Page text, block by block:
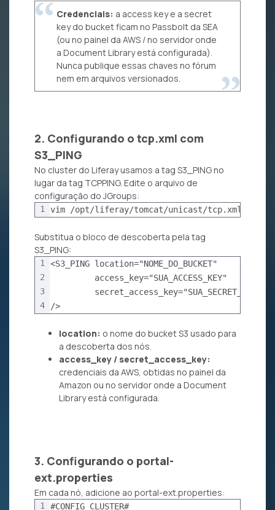
Credenciais: a access key e a secret
key do bucket ficam no Passbolt da SEA
(ou no painel da AWS / no servidor onde
a Document Library está configurada).
Nunca publique essas chaves no fórum
nem em arquivos versionados.
2. Configurando o tcp.xml com
S3_PING
No cluster do Liferay usamos a tag S3_PING no
lugar da tag TCPPING. Edite o arquivo de
configuração do JGroups:
1 vim /opt/liferay/tomcat/unicast/tcp.xml
Substitua o bloco de descoberta pela tag
S3_PING:
1
<S3_PING location="NOME_DO_BUCKET"
2
access_key="SUA_ACCESS_KEY"
3
secret_access_key="SUA_SECRET_KEY"
4
/>
location: o nome do bucket S3 usado para
a descoberta dos nós.
access_key / secret_access_key:
credenciais da AWS, obtidas no painel da
Amazon ou no servidor onde a Document
Library está configurada.
3. Configurando o portal-
ext.properties
Em cada nó, adicione ao portal-ext.properties:
1 #CONFIG CLUSTER#